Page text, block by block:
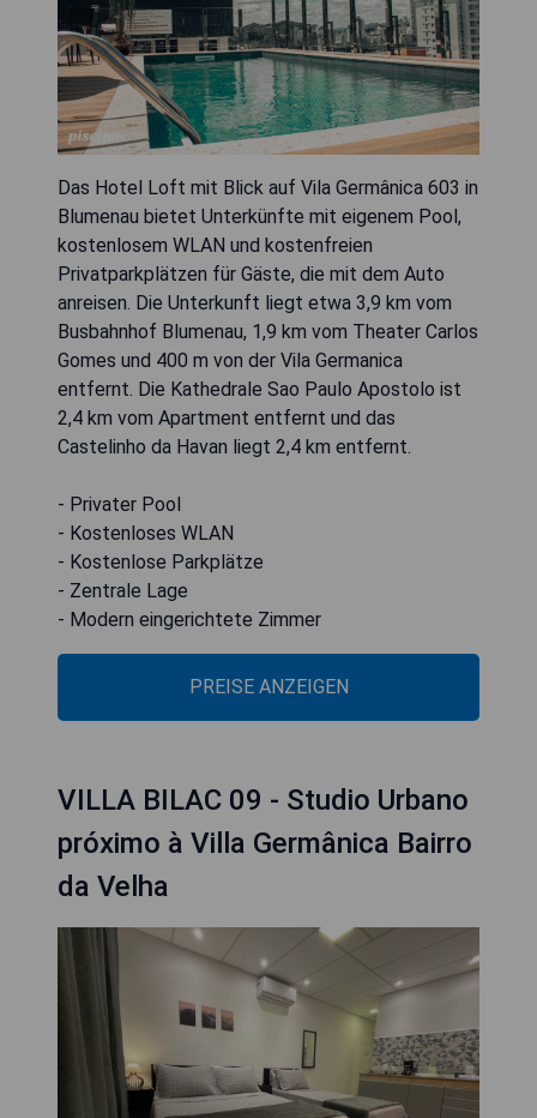
Das Hotel Loft mit Blick auf Vila Germânica 603 in
Blumenau bietet Unterkünfte mit eigenem Pool,
kostenlosem WLAN und kostenfreien
Privatparkplätzen für Gäste, die mit dem Auto
anreisen. Die Unterkunft liegt etwa 3,9 km vom
Busbahnhof Blumenau, 1,9 km vom Theater Carlos
Gomes und 400 m von der Vila Germanica
entfernt. Die Kathedrale Sao Paulo Apostolo ist
2,4 km vom Apartment entfernt und das
Castelinho da Havan liegt 2,4 km entfernt.
- Privater Pool
- Kostenloses WLAN
- Kostenlose Parkplätze
- Zentrale Lage
- Modern eingerichtete Zimmer
PREISE ANZEIGEN
VILLA BILAC 09 - Studio Urbano
próximo à Villa Germânica Bairro
da Velha